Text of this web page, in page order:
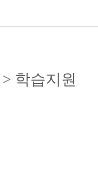
학습지원